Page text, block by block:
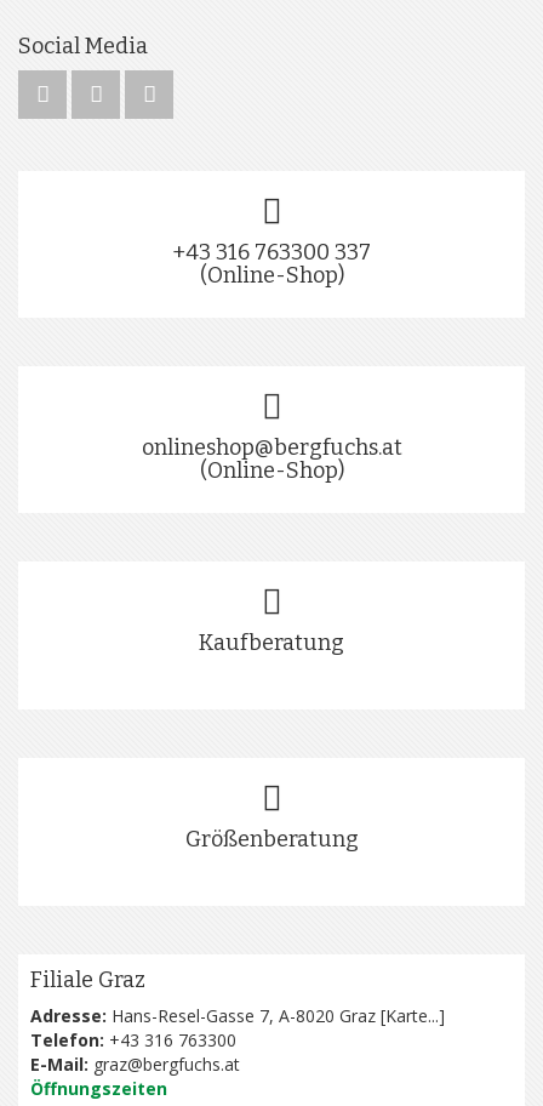
Social Media
+43 316 763300 337
(Online-Shop)
onlineshop@bergfuchs.at
(Online-Shop)
Kaufberatung
Größenberatung
Filiale Graz
Adresse: Hans-Resel-Gasse 7, A-8020 Graz [Karte...]
Telefon: +43 316 763300
E-Mail: graz@bergfuchs.at
Öffnungszeiten